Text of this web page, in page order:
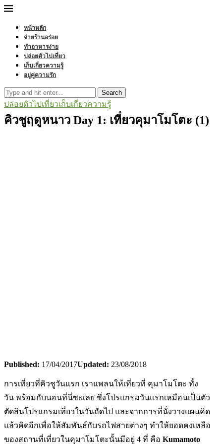
หน้าหลัก
จ่ายร้านอร่อย
ทำอาหารง่าย
ปล่อยตัวไปเที่ยว
เก็บเกี่ยวความรู้
อยู่คู่ความรัก
Search
ปล่อยตัวไปเที่ยวเก็บเกี่ยวความรู้
คิวชูฤดูหนาว Day 1: เที่ยวคุมาโมโตะ (1)
Published: 17/04/2017Updated: 23/08/2018
การเที่ยวที่คิวชูวันแรก เราแพลนให้เที่ยวที่ คุมาโมโตะ ทั้ง
วัน พร้อมกับนอนที่นี่ซะเลย ซึ่งโปรแกรมวันแรกเหมือนเป็นตัว
ตัดสินโปรแกรมเที่ยวในวันถัดไป และจากการที่นั่งวางแผนคิด
แล้วคิดอีกเพื่อให้สัมพันธ์กับรถไฟสายต่างๆ ทำให้ยอดคงเหลือ
ของสถานที่เที่ยวในคุมาโมโตะนั้นมีอยู่ 4 ที่ คือ Kumamoto